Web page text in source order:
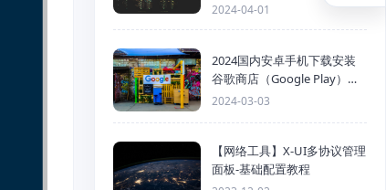
2024-04-01
2024国内安卓手机下载安装
谷歌商店（Google Play）详
细步骤
2024-03-03
【网络工具】X-UI多协议管理
面板-基础配置教程